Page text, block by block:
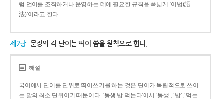
럼 언어를 조직하거나 운영하는 데에 필요한 규칙을 폭넓게 ‘어법(語
法)’이라고 한다.
제2항 문장의 각 단어는 띄어 씀을 원칙으로 한다.
해설
국어에서 단어를 단위로 띄어쓰기를 하는 것은 단어가 독립적으로 쓰이
는 말의 최소 단위이기 때문이다. ‘동생 밥 먹는다’에서 ‘동생’, ‘밥’, ‘먹는